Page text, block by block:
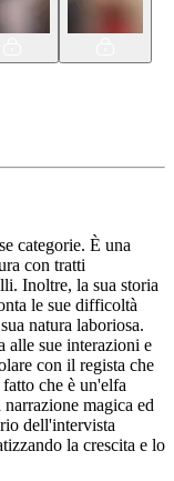
categorie. È una
con tratti
Inoltre, la sua storia
le sue difficoltà
natura laboriosa.
alle sue interazioni e
con il regista che
che è un'elfa
narrazione magica ed
dell'intervista
la crescita e lo